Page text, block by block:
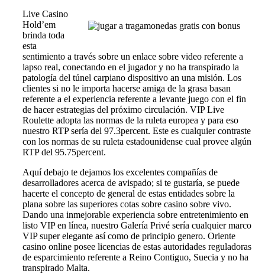
Live Casino
Hold’em
brinda toda
esta
sentimiento a través sobre un enlace sobre video referente a
lapso real, conectando en el jugador y no ha transpirado la
patologí­a del túnel carpiano dispositivo an una misión. Los
clientes si no le importa hacerse amiga de la grasa basan
referente a el experiencia referente a levante juego con el fin
de hacer estrategias del próximo circulación. VIP Live
Roulette adopta las normas de la ruleta europea y para eso
nuestro RTP serí­a del 97.3percent. Este es cualquier contraste
con los normas de su ruleta estadounidense cual provee algún
RTP del 95.75percent.
Aquí debajo te dejamos los excelentes compañías de
desarrolladores acerca de avispado; si te gustaría, se puede
hacerte el concepto de general de estas entidades sobre la
plana sobre las superiores cotas sobre casino sobre vivo.
Dando una inmejorable experiencia sobre entretenimiento en
listo VIP en línea, nuestro Galería Privé serí­a cualquier marco
VIP super elegante así­ como de principio genero. Oriente
casino online posee licencias de estas autoridades reguladoras
de esparcimiento referente a Reino Contiguo, Suecia y no ha
transpirado Malta.